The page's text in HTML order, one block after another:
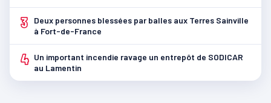
3
Deux personnes blessées par balles aux Terres Sainville
à Fort-de-France
4 Un important incendie ravage un entrepôt de SODICAR
au Lamentin